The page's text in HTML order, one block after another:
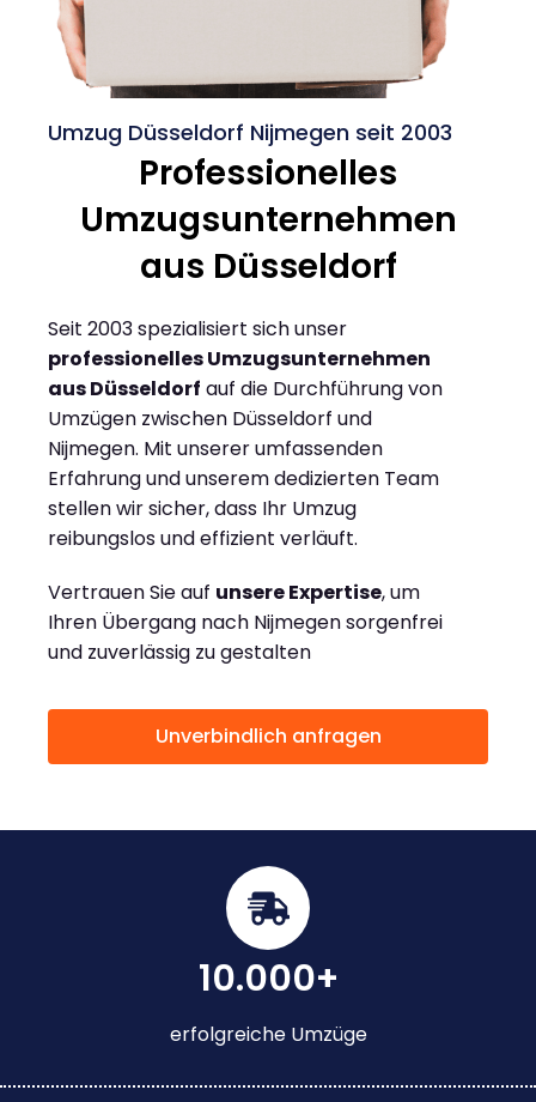
Umzug Düsseldorf Nijmegen seit 2003
Professionelles
Umzugsunternehmen
aus Düsseldorf
Seit 2003 spezialisiert sich unser
professionelles Umzugsunternehmen
aus Düsseldorf auf die Durchführung von
Umzügen zwischen Düsseldorf und
Nijmegen. Mit unserer umfassenden
Erfahrung und unserem dedizierten Team
stellen wir sicher, dass Ihr Umzug
reibungslos und effizient verläuft.
Vertrauen Sie auf unsere Expertise, um
Ihren Übergang nach Nijmegen sorgenfrei
und zuverlässig zu gestalten
Unverbindlich anfragen
10.000+
erfolgreiche Umzüge